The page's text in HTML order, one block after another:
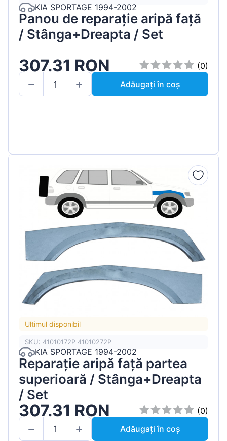
KIA SPORTAGE 1994-2002
Panou de reparație aripă față
/ Stânga+Dreapta / Set
307.31 RON
(0)
Adăugați în coș
Ultimul disponibil
SKU: 41010172P 41010272P
KIA SPORTAGE 1994-2002
Reparație aripă față partea
superioară / Stânga+Dreapta
/ Set
307.31 RON
(0)
Adăugați în coș